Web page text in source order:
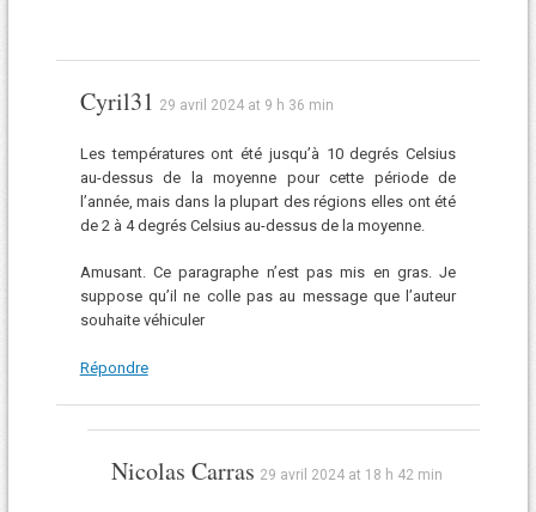
Cyril31 29 avril 2024 at 9 h 36 min
Les températures ont été jusqu’à 10 degrés Celsius
au-dessus de la moyenne pour cette période de
l’année, mais dans la plupart des régions elles ont été
de 2 à 4 degrés Celsius au-dessus de la moyenne.
Amusant. Ce paragraphe n’est pas mis en gras. Je
suppose qu’il ne colle pas au message que l’auteur
souhaite véhiculer
Répondre
Nicolas Carras 29 avril 2024 at 18 h 42 min